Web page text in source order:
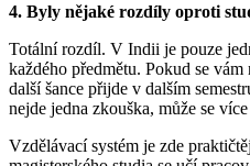
4. Byly nějaké rozdíly oproti
Totální rozdíl. V Indii je pouze
každého předmětu. Pokud se
další šance přijde v dalším
nejde jedna zkouška, může se
Vzdělávací systém je zde